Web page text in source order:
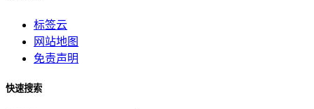
标签云
网站地图
免责声明
快速搜索